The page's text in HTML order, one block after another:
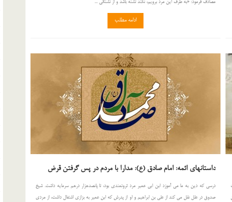
مصادف فرمود: «به طرف این مرد برویم، نكند تشنه باشد و از تشنگی ...
ادامه مطلب
داستانهای ائمه: امام صادق (ع): مدارا با مردم در پس گرفتن قرض
درسی که دین به ما می آموزد ابن ابى عمير مرد ثروتمندى بود، تا پانصدهزار درهم سرمايه داشت. شيخ
صدوق در علل نقل مى كند از على بن ابراهيم و او از پدرش كه ابن عمير به بزازى اشتغال داشت، از مردى